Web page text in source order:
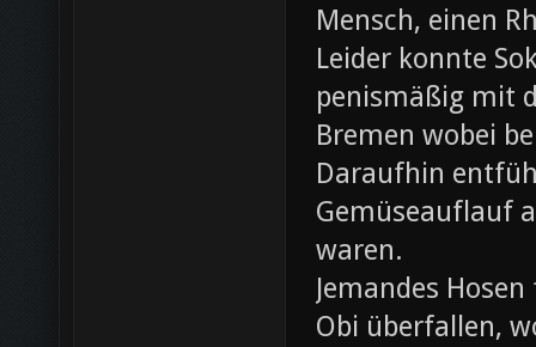
Mensch, einen
Leider konnte
penismäßig mit
Bremen wobei
Daraufhin
Gemüseauflauf
waren.
Jemandes
Obi überfallen,